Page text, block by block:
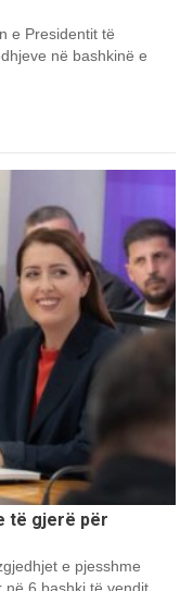
e Presidentit të
në bashkinë e
të gjerë për
e pjesshme